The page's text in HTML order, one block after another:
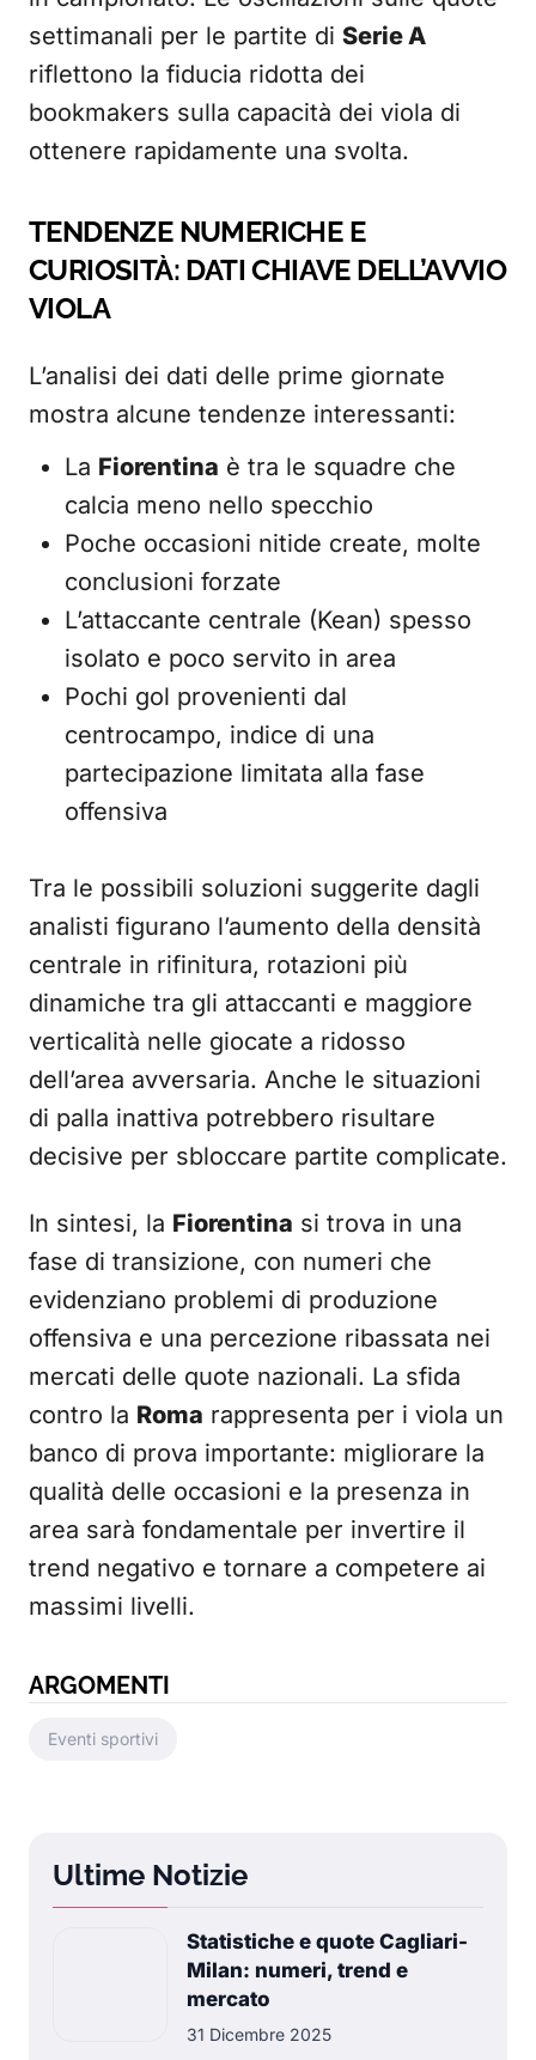
settimanali per le partite di Serie A
riflettono la fiducia ridotta dei
bookmakers sulla capacità dei viola di
ottenere rapidamente una svolta.
TENDENZE NUMERICHE E
CURIOSITÀ: DATI CHIAVE DELL’AVVIO
VIOLA
L’analisi dei dati delle prime giornate
mostra alcune tendenze interessanti:
La Fiorentina è tra le squadre che
calcia meno nello specchio
Poche occasioni nitide create, molte
conclusioni forzate
L’attaccante centrale (Kean) spesso
isolato e poco servito in area
Pochi gol provenienti dal
centrocampo, indice di una
partecipazione limitata alla fase
offensiva
Tra le possibili soluzioni suggerite dagli
analisti figurano l’aumento della densità
centrale in rifinitura, rotazioni più
dinamiche tra gli attaccanti e maggiore
verticalità nelle giocate a ridosso
dell’area avversaria. Anche le situazioni
di palla inattiva potrebbero risultare
decisive per sbloccare partite complicate.
In sintesi, la Fiorentina si trova in una
fase di transizione, con numeri che
evidenziano problemi di produzione
offensiva e una percezione ribassata nei
mercati delle quote nazionali. La sfida
contro la Roma rappresenta per i viola un
banco di prova importante: migliorare la
qualità delle occasioni e la presenza in
area sarà fondamentale per invertire il
trend negativo e tornare a competere ai
massimi livelli.
ARGOMENTI
Eventi sportivi
Ultime Notizie
Statistiche e quote Cagliari-
Milan: numeri, trend e
mercato
31 Dicembre 2025